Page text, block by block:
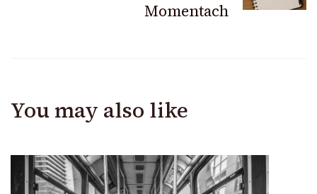
Momentach
You may also like